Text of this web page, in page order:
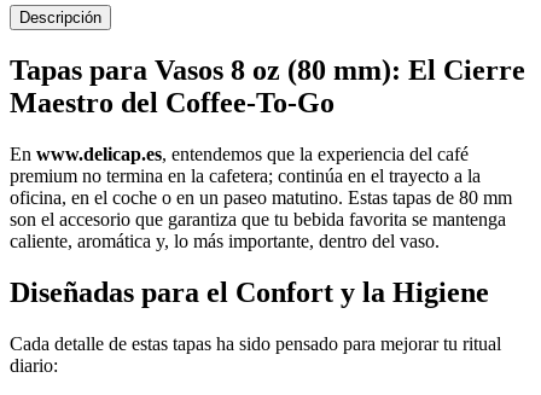
Descripción
Tapas para Vasos 8 oz (80 mm): El Cierre
Maestro del Coffee-To-Go
En www.delicap.es, entendemos que la experiencia del café
premium no termina en la cafetera; continúa en el trayecto a la
oficina, en el coche o en un paseo matutino. Estas tapas de 80 mm
son el accesorio que garantiza que tu bebida favorita se mantenga
caliente, aromática y, lo más importante, dentro del vaso.
Diseñadas para el Confort y la Higiene
Cada detalle de estas tapas ha sido pensado para mejorar tu ritual
diario: